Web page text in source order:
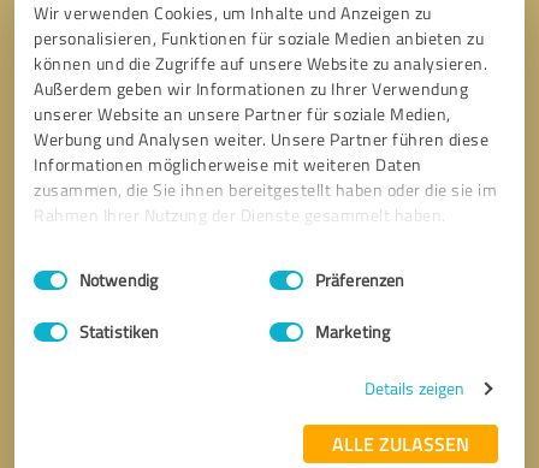
Wir verwenden Cookies, um Inhalte und Anzeigen zu
personalisieren, Funktionen für soziale Medien anbieten zu
können und die Zugriffe auf unsere Website zu analysieren.
Außerdem geben wir Informationen zu Ihrer Verwendung
unserer Website an unsere Partner für soziale Medien,
Werbung und Analysen weiter. Unsere Partner führen diese
Informationen möglicherweise mit weiteren Daten
zusammen, die Sie ihnen bereitgestellt haben oder die sie im
Rahmen Ihrer Nutzung der Dienste gesammelt haben.
Impressum Datenschutzbestimmungen
Einwilligungsauswahl
Notwendig Präferenzen
Statistiken Marketing
Details zeigen
ALLE ZULASSEN
* Erforderliche Angaben